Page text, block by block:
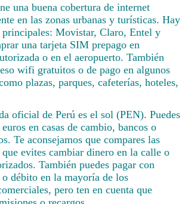
una buena cobertura de internet
en las zonas urbanas y turísticas. Hay
principales: Movistar, Claro, Entel y
una tarjeta SIM prepago en
o en el aeropuerto. También
wifi gratuitos o de pago en algunos
plazas, parques, cafeterías, hoteles,
oficial de Perú es el sol (PEN). Puedes
en casas de cambio, bancos o
Te aconsejamos que compares las
evites cambiar dinero en la calle o
También puedes pagar con
débito en la mayoría de los
pero ten en cuenta que